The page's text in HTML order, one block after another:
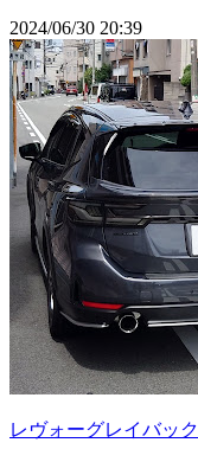
2024/06/30 20:39
レヴォーグレイバック